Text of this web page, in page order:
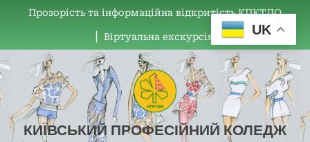
Прозорість та інформаційна відкритість КПКТДО
▏Віртуальна екскурсія
КИЇВСЬКИЙ ПРОФЕСІЙНИЙ КОЛЕДЖ
UK